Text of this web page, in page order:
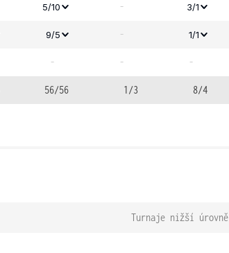
5/10 - 3/1
9/5 - 1/1
- - -
56/56 1/3 8/4
Turnaje nižší úrovně